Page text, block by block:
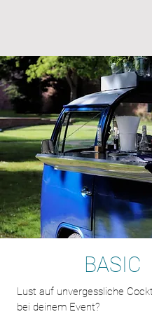
BASIC
Lust auf unvergessliche
bei deinem Event?